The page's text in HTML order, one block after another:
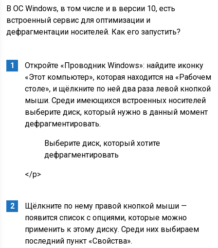
В ОС Windows, в том числе и в версии 10, есть
встроенный сервис для оптимизации и
дефрагментации носителей. Как его запустить?
Откройте «Проводник Windows»: найдите иконку
«Этот компьютер», которая находится на «Рабочем
столе», и щёлкните по ней два раза левой кнопкой
мыши. Среди имеющихся встроенных носителей
выберите диск, который нужно в данный момент
дефрагментировать.
Выберите диск, который хотите
дефрагментировать
</p>
Щёлкните по нему правой кнопкой мыши —
появится список с опциями, которые можно
применить к этому диску. Среди них выбираем
последний пункт «Свойства».